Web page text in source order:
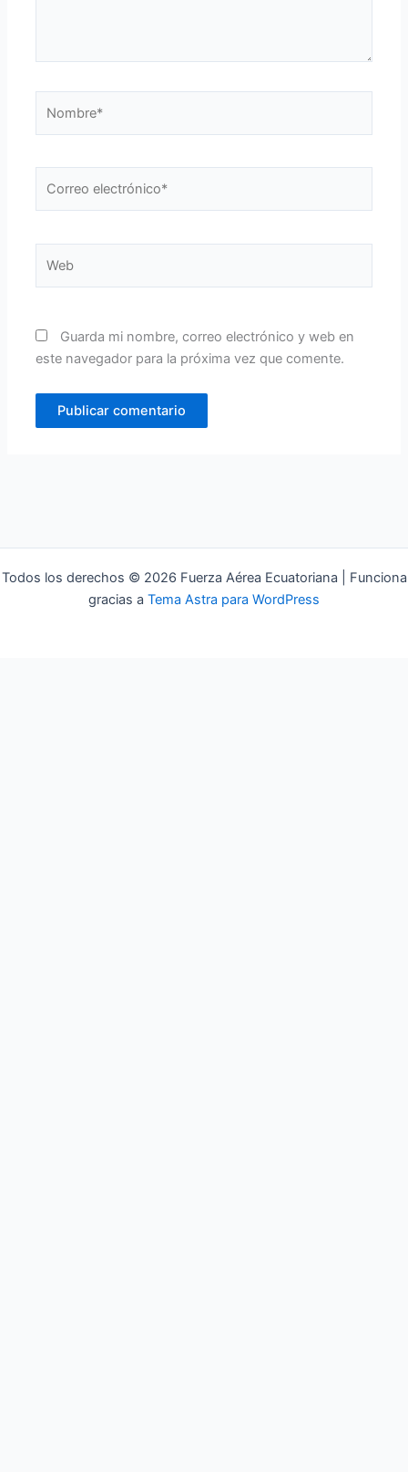
Guarda mi nombre, correo electrónico y web en
este navegador para la próxima vez que comente.
Todos los derechos © 2026 Fuerza Aérea Ecuatoriana | Funciona
gracias a Tema Astra para WordPress